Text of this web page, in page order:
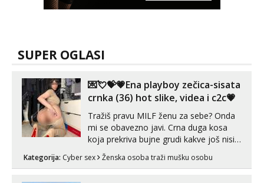
SUPER OGLASI
💌💘💝💗Ena playboy zečica-sisata
crnka (36) hot slike, videa i c2c💗
Tražiš pravu MILF ženu za sebe? Onda
mi se obavezno javi. Crna duga kosa
koja prekriva bujne grudi kakve još nisi
vidio, čista ŠESTICA! A usne? O usnama
bolje da ni ne pričam. Prave pune usne
Kategorija: Cyber sex Ženska osoba traži mušku osobu